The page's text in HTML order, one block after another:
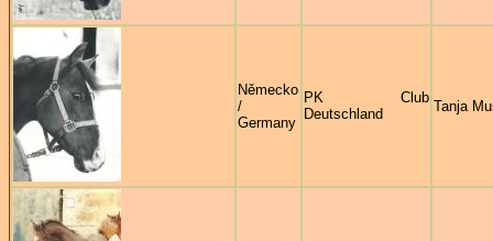
Německo
/
Germany
PK Club
Deutschland
Tanja